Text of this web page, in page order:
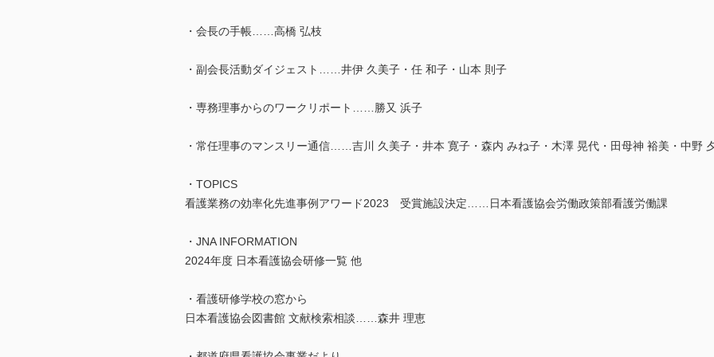
・会長の手帳……高橋 弘枝
・副会長活動ダイジェスト……井伊 久美子・任 和子・山本 則子
・専務理事からのワークリポート……勝又 浜子
・常任理事のマンスリー通信……吉川 久美子・井本 寛子・森内 みね子・木澤 晃代・田母神 裕美・中野
・TOPICS
看護業務の効率化先進事例アワード2023 受賞施設決定……日本看護協会労働政策部看護労働課
・JNA INFORMATION
2024年度 日本看護協会研修一覧 他
・看護研修学校の窓から
日本看護協会図書館 文献検索相談……森井 理恵